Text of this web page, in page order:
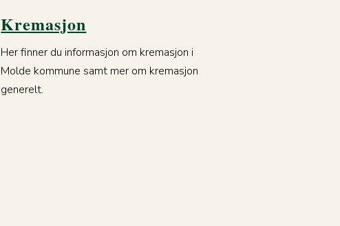
Kremasjon
Her finner du informasjon om kremasjon i
Molde kommune samt mer om kremasjon
generelt.